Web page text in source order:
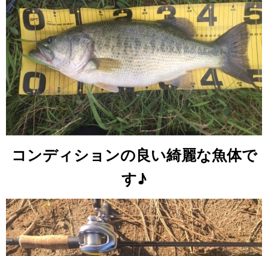
コンディションの良い綺麗な魚体で
す♪